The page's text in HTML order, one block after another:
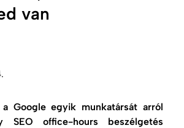
van
Google egyik munkatársát arról
SEO office-hours beszélgetés